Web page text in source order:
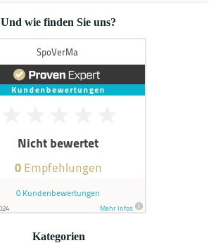
Und wie finden Sie uns?
Kategorien